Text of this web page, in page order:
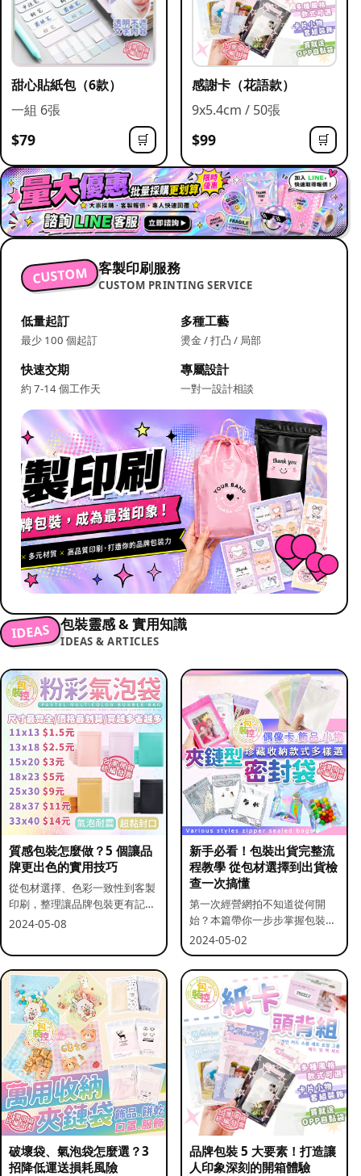
甜心貼紙包（6款）
一組 6張
$79 🛒
感謝卡（花語款）
9x5.4cm / 50張
$99 🛒
CUSTOM 客製印刷服務
CUSTOM PRINTING SERVICE
低量起訂
最少 100 個起訂
多種工藝
燙金 / 打凸 / 局部
快速交期
約 7-14 個工作天
專屬設計
一對一設計相談
IDEAS 包裝靈感 & 實用知識
IDEAS & ARTICLES
質感包裝怎麼做？5 個讓品
牌更出色的實用技巧
從包材選擇、色彩一致性到客製
印刷，整理讓品牌包裝更有記憶
點的實用做法。
2024-05-08
新手必看！包裝出貨完整流
程教學 從包材選擇到出貨檢
查一次搞懂
第一次經營網拍不知道從何開
始？本篇帶你一步步掌握包裝流
程與出貨前檢查重點。
2024-05-02
破壞袋、氣泡袋怎麼選？3
招降低運送損耗風險
品牌包裝 5 大要素！打造讓
人印象深刻的開箱體驗